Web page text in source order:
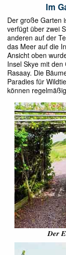
Im
Der große Garten
verfügt über zwei
anderen auf der
das Meer auf die
Ansicht oben
Insel Skye mit
Rasaay. Die
Paradies für
können
Der